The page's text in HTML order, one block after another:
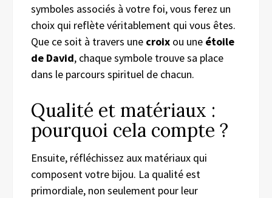
symboles associés à votre foi, vous ferez un
choix qui reflète véritablement qui vous êtes.
Que ce soit à travers une croix ou une étoile
de David, chaque symbole trouve sa place
dans le parcours spirituel de chacun.
Qualité et matériaux :
pourquoi cela compte ?
Ensuite, réfléchissez aux matériaux qui
composent votre bijou. La qualité est
primordiale, non seulement pour leur